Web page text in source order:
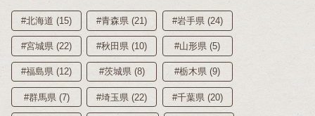
#北海道 (15) #青森県 (21) #岩手県 (24)
#宮城県 (22) #秋田県 (10) #山形県 (5)
#福島県 (12) #茨城県 (8) #栃木県 (9)
#群馬県 (7) #埼玉県 (22) #千葉県 (20)